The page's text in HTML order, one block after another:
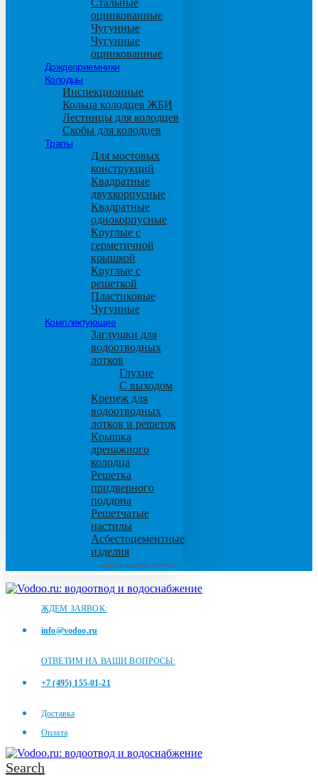
оцинкованные
Чугунные
Чугунные
оцинкованные
Дождеприемники
Колодцы
Инспекционные
Кольца колодцев ЖБИ
Лестницы для колодцев
Скобы для колодцев
Трапы
Для мостовых
конструкций
Квадратные
двухкорпусные
Квадратные
однокорпусные
Круглые с
герметичной
крышкой
Круглые с
решеткой
Пластиковые
Чугунные
Комплектующие
Заглушки для
водоотводных
лотков
Глухие
С выходом
Крепеж для
водоотводных
лотков и решеток
Крышка
дренажного
колодца
Решетка
придверного
поддона
Решетчатые
настилы
Асбестоцементные
изделия
Листы, плиты, трубы
ЖДЕМ ЗАЯВОК:
info@vodoo.ru
ОТВЕТИМ НА ВАШИ ВОПРОСЫ:
+7 (495) 155-01-21
Доставка
Оплата
Search